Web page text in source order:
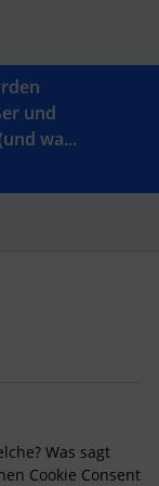
und
wa...
Was sagt
Cookie Consent